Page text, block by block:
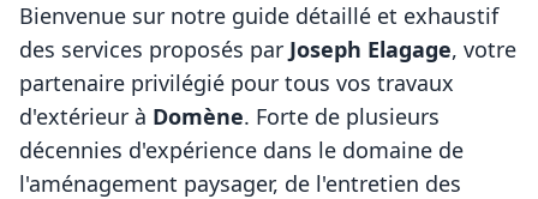
Bienvenue sur notre guide détaillé et exhaustif
des services proposés par Joseph Elagage, votre
partenaire privilégié pour tous vos travaux
d'extérieur à Domène. Forte de plusieurs
décennies d'expérience dans le domaine de
l'aménagement paysager, de l'entretien des